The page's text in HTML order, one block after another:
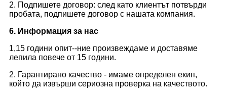
2. Подпишете договор: след като клиентът потвърди
пробата, подпишете договор с нашата компания.
6. Информация за нас
1,15 години опит--ние произвеждаме и доставяме
лепила повече от 15 години.
2. Гарантирано качество - имаме определен екип,
който да извърши сериозна проверка на качеството.